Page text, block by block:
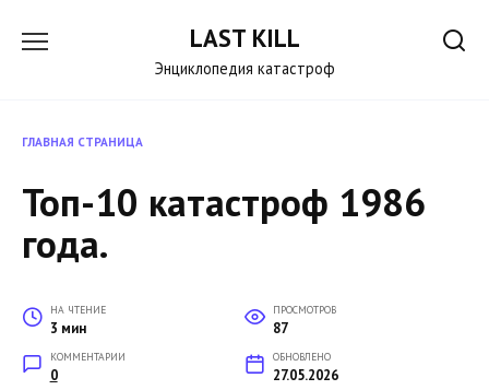
LAST KILL
Энциклопедия катастроф
ГЛАВНАЯ СТРАНИЦА
Топ-10 катастроф 1986
года.
НА ЧТЕНИЕ
3 мин
ПРОСМОТРОВ
87
КОММЕНТАРИИ
0
ОБНОВЛЕНО
27.05.2026